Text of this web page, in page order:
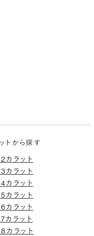
トから探す
カラット
カラット
カラット
カラット
カラット
カラット
カラット